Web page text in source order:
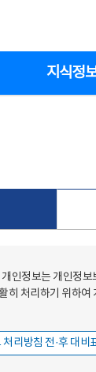
지식정
인정보는 개인정
히 처리하기 위하
처리방침 전·후 대비